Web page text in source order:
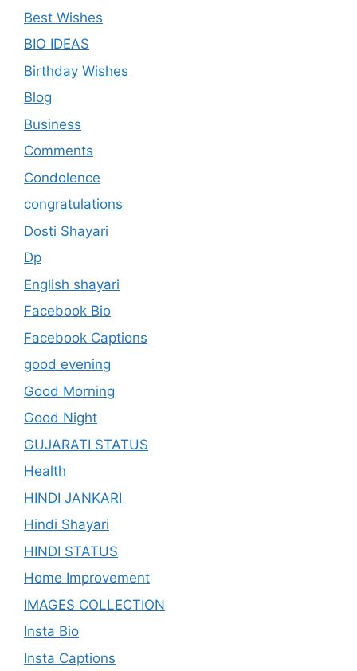
Best Wishes
BIO IDEAS
Birthday Wishes
Blog
Business
Comments
Condolence
congratulations
Dosti Shayari
Dp
English shayari
Facebook Bio
Facebook Captions
good evening
Good Morning
Good Night
GUJARATI STATUS
Health
HINDI JANKARI
Hindi Shayari
HINDI STATUS
Home Improvement
IMAGES COLLECTION
Insta Bio
Insta Captions